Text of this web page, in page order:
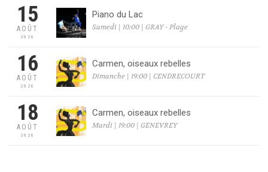
15
AOÛT
2026
Piano du Lac
Samedi | 10:00 | GRAY - Plage
16
AOÛT
2026
Carmen, oiseaux rebelles
Dimanche | 19:00 | CENDRECOURT
18
AOÛT
2026
Carmen, oiseaux rebelles
Mardi | 19:00 | GENEVREY